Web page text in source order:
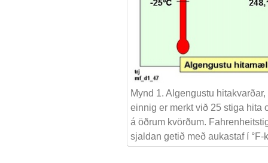
Mynd 1. Algengustu
einnig er merkt við 25 stiga hita
á öðrum kvörðum.
sjaldan getið með aukastaf í °F-